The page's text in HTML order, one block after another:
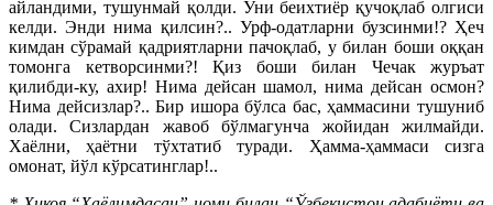
айландими, тушунмай қолди. Уни беихтиёр қучоқлаб олгиси
келди. Энди нима қилсин?.. Урф-одатларни бузсинми!? Ҳеч
кимдан сўрамай қадриятларни пачоқлаб, у билан боши оққан
томонга кетворсинми?! Қиз боши билан Чечак журъат
қилибди-ку, ахир! Нима дейсан шамол, нима дейсан осмон?
Нима дейсизлар?.. Бир ишора бўлса бас, ҳаммасини тушуниб
олади. Сизлардан жавоб бўлмагунча жойидан жилмайди.
Хаёлни, ҳаётни тўхтатиб туради. Ҳамма-ҳаммаси сизга
омонат, йўл кўрсатинглар!..